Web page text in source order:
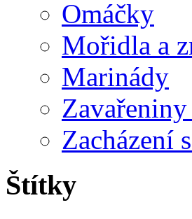
Omáčky
Mořidla a
Marinády
Zacházení
Štítky